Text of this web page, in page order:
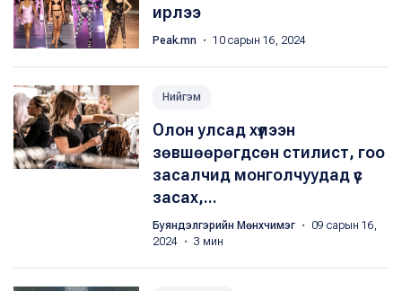
ирлээ
Peak.mn ・ 10 сарын 16, 2024
Нийгэм
Олон улсад хүлээн
зөвшөөрөгдсөн стилист, гоо
засалчид монголчуудад үс
засах,...
Буяндэлгэрийн Мөнхчимэг ・ 09 сарын 16,
2024 ・ 3 мин